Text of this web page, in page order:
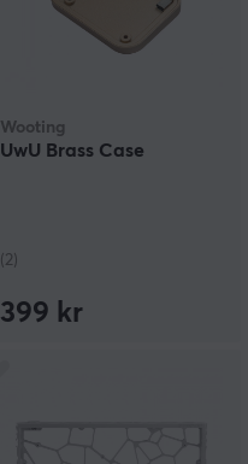
Wooting
UwU Brass Case
(2)
399 kr